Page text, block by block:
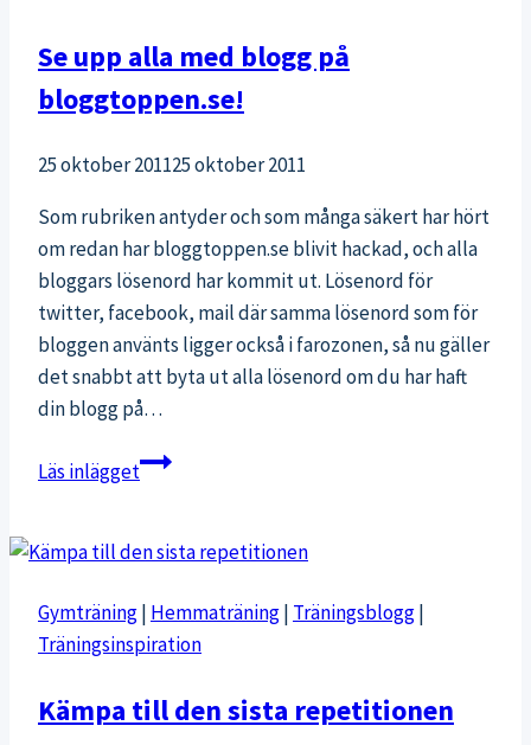
Se upp alla med blogg på
bloggtoppen.se!
25 oktober 201125 oktober 2011
Som rubriken antyder och som många säkert har hört
om redan har bloggtoppen.se blivit hackad, och alla
bloggars lösenord har kommit ut. Lösenord för
twitter, facebook, mail där samma lösenord som för
bloggen använts ligger också i farozonen, så nu gäller
det snabbt att byta ut alla lösenord om du har haft
din blogg på…
Läs inläggetSe
med
på
bloggtoppen.se!
Gymträning| Hemmaträning| Träningsblogg|
Träningsinspiration
Kämpa till den sista repetitionen